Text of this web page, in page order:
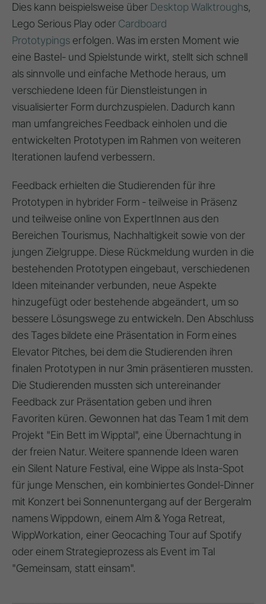
Dies kann beispielsweise über Desktop Walktroughs,
Lego Serious Play oder Cardboard
Prototypingserfolgen. Was im ersten Moment wie
eine Bastel- und Spielstunde wirkt, stellt sich schnell
als sinnvolle und einfache Methode heraus, um
verschiedene Ideen für Dienstleistungen in
visualisierter Form durchzuspielen. Dadurch kann
man umfangreiches Feedback einholen und die
entwickelten Prototypen im Rahmen von weiteren
Iterationen laufend verbessern.
Feedback erhielten die Studierenden für ihre
Prototypen in hybrider Form - teilweise in Präsenz
und teilweise online von ExpertInnen aus den
Bereichen Tourismus, Nachhaltigkeit sowie von der
jungen Zielgruppe. Diese Rückmeldung wurden in die
bestehenden Prototypen eingebaut, verschiedenen
Ideen miteinander verbunden, neue Aspekte
hinzugefügt oder bestehende abgeändert, um so
bessere Lösungswege zu entwickeln. Den Abschluss
des Tages bildete eine Präsentation in Form eines
Elevator Pitches, bei dem die Studierenden ihren
finalen Prototypen in nur 3min präsentieren mussten.
Die Studierenden mussten sich untereinander
Feedback zur Präsentation geben und ihren
Favoriten küren. Gewonnen hat das Team 1 mit dem
Projekt "Ein Bett im Wipptal", eine Übernachtung in
der freien Natur. Weitere spannende Ideen waren
ein Silent Nature Festival, eine Wippe als Insta-Spot
für junge Menschen, ein kombiniertes Gondel-Dinner
mit Konzert bei Sonnenuntergang auf der Bergeralm
namens Wippdown, einem Alm & Yoga Retreat,
WippWorkation, einer Geocaching Tour auf Spotify
oder einem Strategieprozess als Event im Tal
"Gemeinsam, statt einsam".